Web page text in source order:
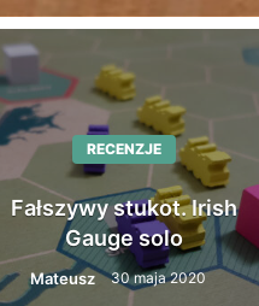
RECENZJE
Fałszywy stukot. Irish
Gauge solo
Mateusz 30 maja 2020